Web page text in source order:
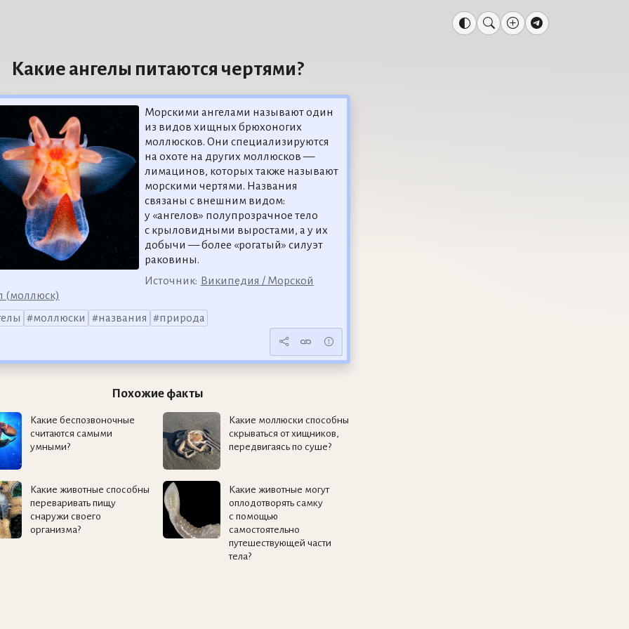
Какие ангелы питаются чертями?
Морскими ангелами называют один
из видов хищных брюхоногих
моллюсков. Они специализируются
на охоте на других моллюсков —
лимацинов, которых также называют
морскими чертями. Названия
связаны с внешним видом:
у «ангелов» полупрозрачное тело
с крыловидными выростами, а у их
добычи — более «рогатый» силуэт
раковины.
Источник: Википедия / Морской
(моллюск)
моллюски названия природа
Похожие факты
Какие беспозвоночные
считаются самыми
умными?
Какие моллюски способны
скрываться от хищников,
передвигаясь по суше?
Какие животные способны
переваривать пищу
снаружи своего
организма?
Какие животные могут
оплодотворять самку
с помощью
самостоятельно
путешествующей части
тела?